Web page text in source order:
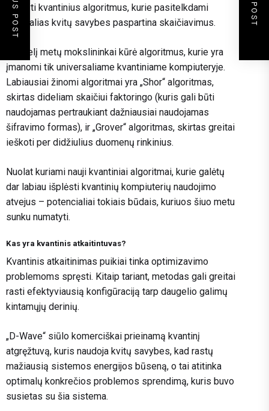
vykdyti kvantinius algoritmus, kurie pasitelkdami
specialias kvitų savybes paspartina skaičiavimus.
Daugelį metų mokslininkai kūrė algoritmus, kurie yra
įmanomi tik universaliame kvantiniame kompiuteryje.
Labiausiai žinomi algoritmai yra „Shor“ algoritmas,
skirtas dideliam skaičiui faktoringo (kuris gali būti
naudojamas pertraukiant dažniausiai naudojamas
šifravimo formas), ir „Grover“ algoritmas, skirtas greitai
ieškoti per didžiulius duomenų rinkinius.
Nuolat kuriami nauji kvantiniai algoritmai, kurie galėtų
dar labiau išplėsti kvantinių kompiuterių naudojimo
atvejus – potencialiai tokiais būdais, kuriuos šiuo metu
sunku numatyti.
Kas yra kvantinis atkaitintuvas?
Kvantinis atkaitinimas puikiai tinka optimizavimo
problemoms spręsti. Kitaip tariant, metodas gali greitai
rasti efektyviausią konfigūraciją tarp daugelio galimų
kintamųjų derinių.
„D-Wave“ siūlo komerciškai prieinamą kvantinį
atgręžtuvą, kuris naudoja kvitų savybes, kad rastų
mažiausią sistemos energijos būseną, o tai atitinka
optimalų konkrečios problemos sprendimą, kuris buvo
susietas su šia sistema.